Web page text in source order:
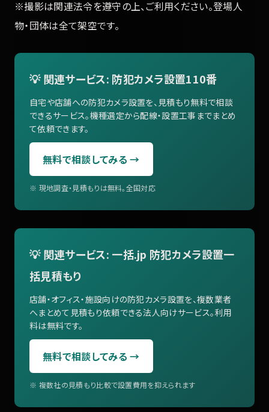
※撮影は関連法令を遵守の上、ご利用ください。登場人
物・団体は全て架空です。
💡 関連サービス: 防犯カメラ設置110番
自宅や店舗への防犯カメラ設置を、見積もり無料で相談
できるサービス。機種選定から配線・設置工事までまとめ
て依頼できます。
無料で相談してみる →
※ 現地調査・見積もりは無料。全国対応
💡 関連サービス: 一括.jp 防犯カメラ設置一
括見積もり
店舗・オフィス・施設向けの防犯カメラ設置を、複数業者
へまとめて見積もり依頼できる法人向けサービス。利用
料は無料です。
無料で相談してみる →
※ 複数社の見積もり比較で設置費用を抑えられます